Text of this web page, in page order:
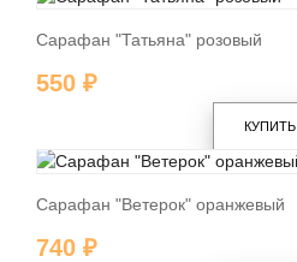
КУПИТЬ
Сарафан "Татьяна" розовый
550 ₽
Сарафан "Ветерок" оранжевый
740 ₽